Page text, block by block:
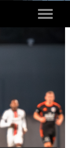
Toggle